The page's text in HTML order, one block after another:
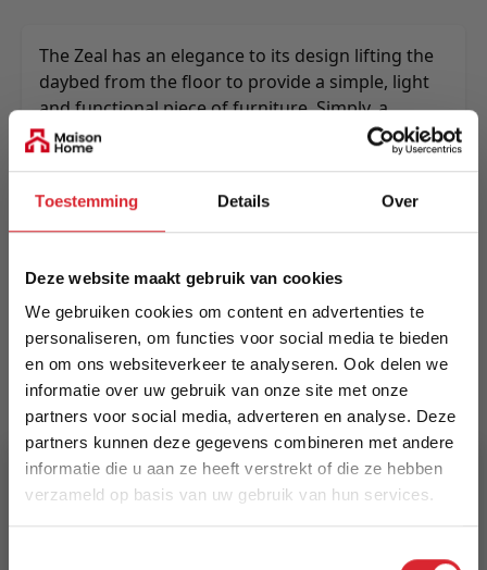
Toestemming Details Over
Deze website maakt gebruik van cookies
We gebruiken cookies om content en advertenties te
personaliseren, om functies voor social media te bieden
en om ons websiteverkeer te analyseren. Ook delen we
informatie over uw gebruik van onze site met onze
partners voor social media, adverteren en analyse. Deze
partners kunnen deze gegevens combineren met andere
informatie die u aan ze heeft verstrekt of die ze hebben
verzameld op basis van uw gebruik van hun services.
The Zeal has an elegance to its design lifting the
daybed from the floor to provide a simple, light
and functional piece of furniture. Simply, a
daybed in the daytime for sitting, napping or
relaxing.
Meer informatie
Innovation Living
EAN
5700110946582
Prijs
€ 1.055,00